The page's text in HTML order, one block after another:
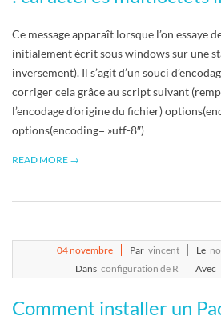
Ce message apparaît lorsque l’on essaye
initialement écrit sous windows sur une
inversement). Il s’agit d’un souci
corriger cela grâce au script suivant
l’encodage d’origine du fichier)
options(encoding= »utf-8″)
READ MORE →
04novembre Par vincent Le
Dans configuration de R Avec
Comment installer un